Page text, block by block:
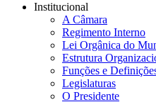
Institucional
A Câmara
Regimento Interno
Lei Orgânica do
Estrutura
Funções e
Legislaturas
O Presidente